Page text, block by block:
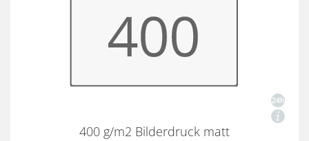
400 g/m2 Bilderdruck matt